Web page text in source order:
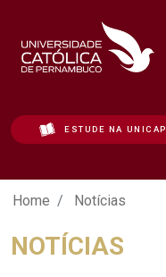
ESTUDE NA UNICAP
Notícias - Unicap
Home Notícias
NOTÍCIAS